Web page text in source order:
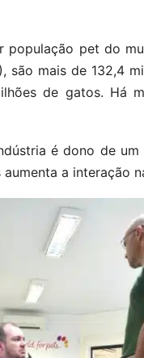
população pet do
são mais de 132,4
de gatos. Há
é dono de um
a interação